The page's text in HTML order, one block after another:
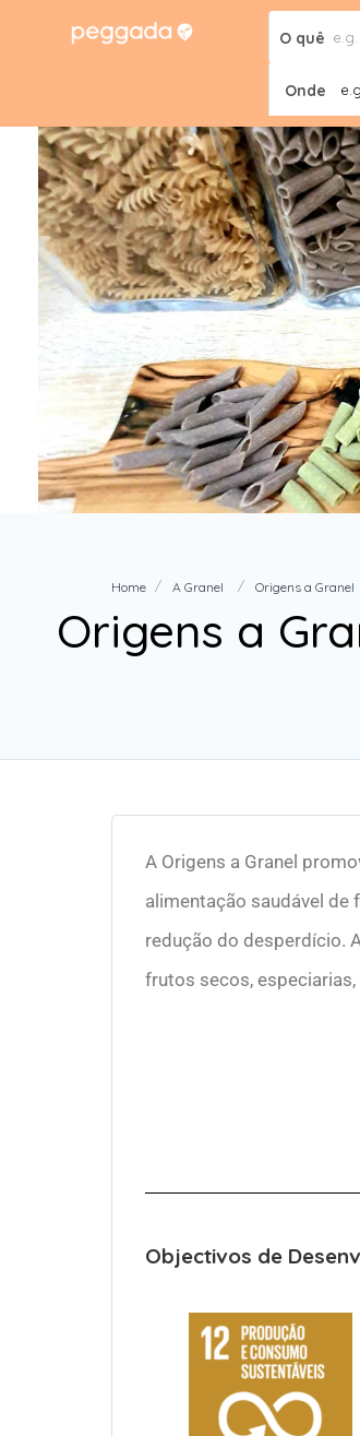
O quê
Onde
Home A Granel Origens a Granel
Origens a
A Origens a Granel
alimentação saudável de
redução do desperdício.
frutos secos,
Objectivos de